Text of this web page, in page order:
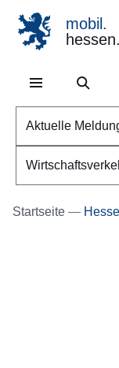
mobil.
Aktuelle
Startseite